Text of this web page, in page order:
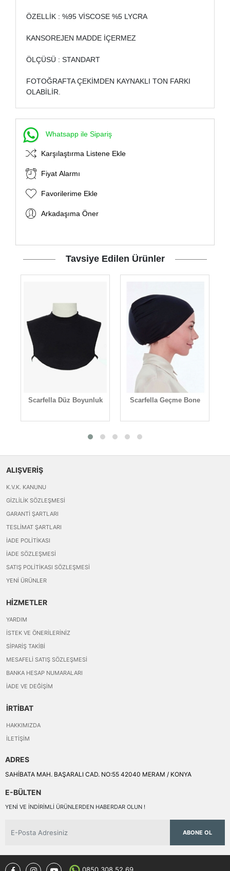
ÖZELLİK : %95 VİSCOSE %5 LYCRA
KANSOREJEN MADDE İÇERMEZ
ÖLÇÜSÜ : STANDART
FOTOĞRAFTA ÇEKİMDEN KAYNAKLI TON FARKI
OLABİLİR.
Whatsapp ile Sipariş
Karşılaştırma Listene Ekle
Fiyat Alarmı
Favorilerime Ekle
Arkadaşıma Öner
Tavsiye Edilen Ürünler
Scarfella Düz Boyunluk Scarfella Geçme Bone
ALIŞVERİŞ
K.V.K. KANUNU
GIZLILIK SÖZLEŞMESI
GARANTI ŞARTLARI
TESLIMAT ŞARTLARI
İADE POLITIKASI
İADE SÖZLEŞMESI
SATIŞ POLITIKASI SÖZLEŞMESI
YENI ÜRÜNLER
HİZMETLER
YARDIM
İSTEK VE ÖNERILERINIZ
SIPARIŞ TAKIBI
MESAFELI SATIŞ SÖZLEŞMESI
BANKA HESAP NUMARALARI
İADE VE DEĞIŞIM
İRTİBAT
HAKKIMIZDA
İLETIŞIM
ADRES
SAHİBATA MAH. BAŞARALI CAD. NO:55 42040 MERAM / KONYA
E-BÜLTEN
YENI VE INDIRIMLI ÜRÜNLERDEN HABERDAR OLUN !
ABONE OL